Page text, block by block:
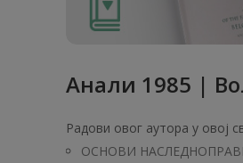
Анaли 1985 |
Радови овог аутора у овој
ОСНОВИ